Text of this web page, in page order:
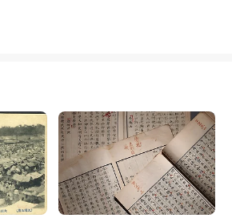
진행되면 많은 사실이 드
강했다. 이 분야 전문가들도
법 있었다. 하지만 함부로 억
결과를 살펴야 할 것으로 본
같다. 2018.04.03 18:59:4
출토…"정식발굴로 찾은 첫